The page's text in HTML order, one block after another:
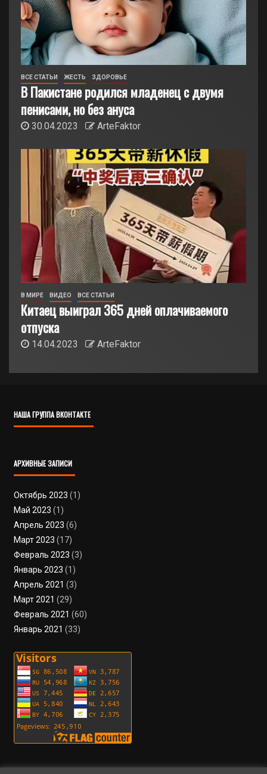
ВСЕ СТАТЬИ ЖЕСТЬ ЗДОРОВЬЕ
В Пакистане родился младенец с двумя
пенисами, но без ануса
30.04.2023 ArteFaktor
В МИРЕ ВИДЕО ВСЕ СТАТЬИ
Китаец выиграл 365 дней оплачиваемого
отпуска
14.04.2023 ArteFaktor
НАША ГРУППА ВКОНТАКТЕ
АРХИВНЫЕ ЗАПИСИ
Октябрь 2023 (1)
Май 2023 (1)
Апрель 2023 (6)
Март 2023 (17)
Февраль 2023 (3)
Январь 2023 (1)
Апрель 2021 (3)
Март 2021 (29)
Февраль 2021 (60)
Январь 2021 (33)